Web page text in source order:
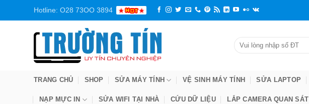
Hotline: O28 73OO 3894
TRANG CHỦ SHOP SỬA MÁY TÍNH VỆ SINH MÁY TÍNH SỬA LAPTOP
NẠP MỰC IN SỬA WIFI TẠI NHÀ CỨU DỮ LIỆU LẮP CAMERA QUAN SÁT